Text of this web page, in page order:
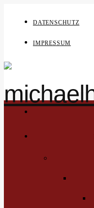
DATENSCHUTZ
IMPRESSUM